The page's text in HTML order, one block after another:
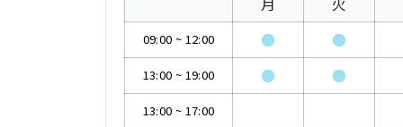
09:00 ~ 12:00 ● ●
13:00 ~ 19:00 ● ●
13:00 ~ 17:00